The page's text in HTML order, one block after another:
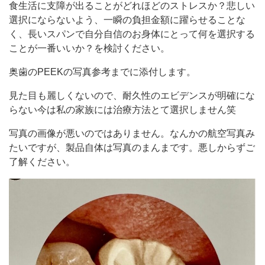
食生活に支障が出ることがどれほどのストレスか？悲しい
選択にならないよう、一瞬の負担金額に躍らせることな
く、長いスパンで自分自信のお身体にとって何を選択する
ことが一番いいか？を検討ください。
奥歯のPEEKの写真参考までに添付します。
見た目も麗しくないので、耐久性のエビデンスが明確にな
らない今は私の家族には治療方法とて選択しません笑
写真の画像が悪いのではありません。なんかの航空写真み
たいですが、製品自体は写真のまんまです。悪しからずご
了解ください。